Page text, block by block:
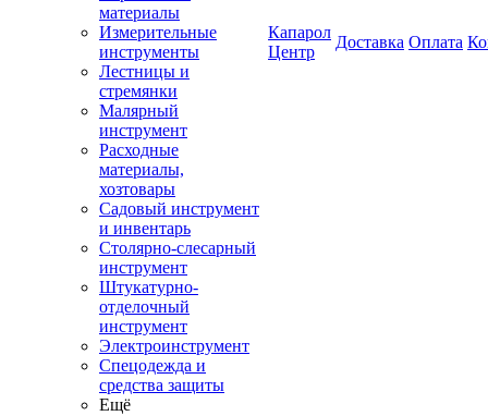
материалы
Измерительные
инструменты
Лестницы и
стремянки
Малярный
инструмент
Расходные
материалы,
хозтовары
Садовый инструмент
и инвентарь
Столярно-слесарный
инструмент
Штукатурно-
отделочный
инструмент
Электроинструмент
Спецодежда и
средства защиты
Ещё
Капарол
Центр
Доставка Оплата